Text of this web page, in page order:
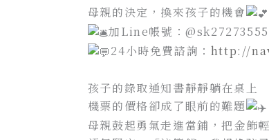
母親的決定，換來孩子的機會
加Line帳號：@sk27273555
24小時免費諮詢： http://
孩子的錄取通知書靜靜躺在桌上
機票的價格卻成了眼前的難題
母親鼓起勇氣走進當鋪，把金飾